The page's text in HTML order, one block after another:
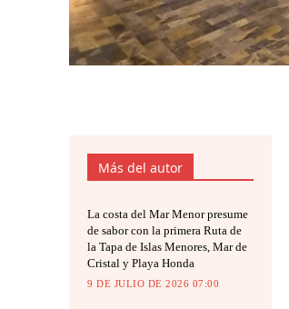
Más del autor
La costa del Mar Menor presume
de sabor con la primera Ruta de
la Tapa de Islas Menores, Mar de
Cristal y Playa Honda
9 DE JULIO DE 2026 07:00